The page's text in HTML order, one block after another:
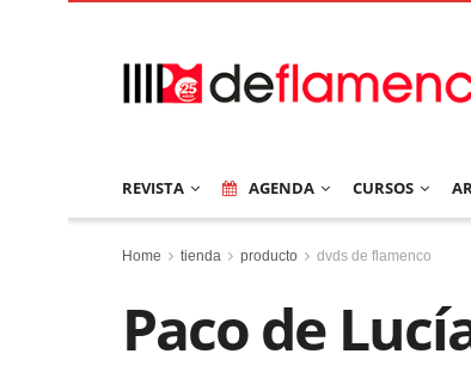
REVISTA AGENDA CURSOS
Home tienda producto dvds de flamenco
Paco de